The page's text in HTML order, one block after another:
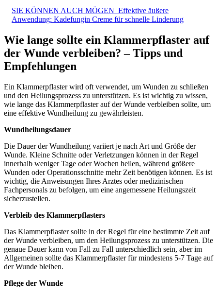
SIE KÖNNEN AUCH MÖGEN Effektive äußere
Anwendung: Kadefungin Creme für schnelle Linderung
Wie lange sollte ein Klammerpflaster auf
der Wunde verbleiben? – Tipps und
Empfehlungen
Ein Klammerpflaster wird oft verwendet, um Wunden zu schließen
und den Heilungsprozess zu unterstützen. Es ist wichtig zu wissen,
wie lange das Klammerpflaster auf der Wunde verbleiben sollte, um
eine effektive Wundheilung zu gewährleisten.
Wundheilungsdauer
Die Dauer der Wundheilung variiert je nach Art und Größe der
Wunde. Kleine Schnitte oder Verletzungen können in der Regel
innerhalb weniger Tage oder Wochen heilen, während größere
Wunden oder Operationsschnitte mehr Zeit benötigen können. Es ist
wichtig, die Anweisungen Ihres Arztes oder medizinischen
Fachpersonals zu befolgen, um eine angemessene Heilungszeit
sicherzustellen.
Verbleib des Klammerpflasters
Das Klammerpflaster sollte in der Regel für eine bestimmte Zeit auf
der Wunde verbleiben, um den Heilungsprozess zu unterstützen. Die
genaue Dauer kann von Fall zu Fall unterschiedlich sein, aber im
Allgemeinen sollte das Klammerpflaster für mindestens 5-7 Tage auf
der Wunde bleiben.
Pflege der Wunde